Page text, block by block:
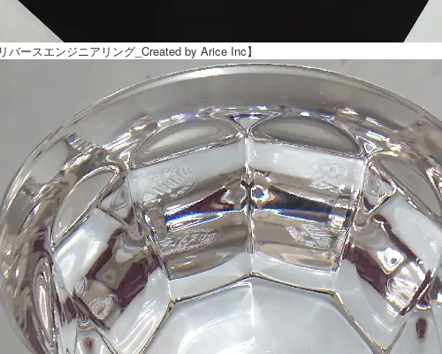
バースエンジニアリング_Created by Arice Inc】